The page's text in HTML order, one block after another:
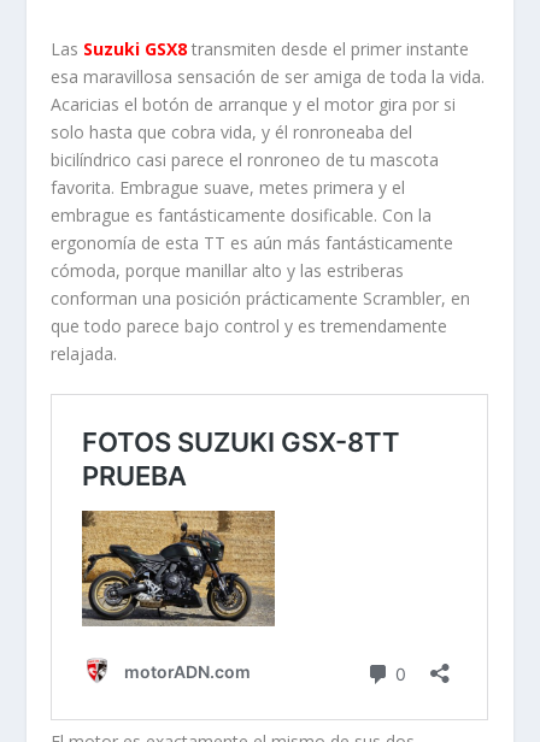
Las Suzuki GSX8transmiten desde el primer instante
esa maravillosa sensación de ser amiga de toda la vida.
Acaricias el botón de arranque y el motor gira por si
solo hasta que cobra vida, y él ronroneaba del
bicilíndrico casi parece el ronroneo de tu mascota
favorita. Embrague suave, metes primera y el
embrague es fantásticamente dosificable. Con la
ergonomía de esta TT es aún más fantásticamente
cómoda, porque manillar alto y las estriberas
conforman una posición prácticamente Scrambler, en
que todo parece bajo control y es tremendamente
relajada.